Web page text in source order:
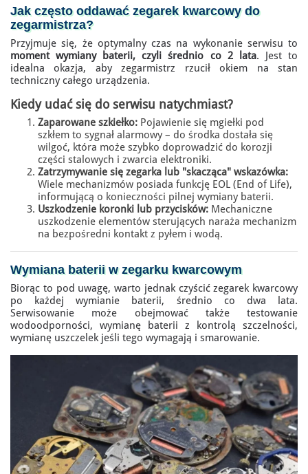
Jak często oddawaćzegarek kwarcowydo
zegarmistrza?
Przyjmuje się, że optymalny czas na wykonanie serwisu to
moment wymiany baterii, czyli średnio co 2 lata. Jest to
idealna okazja, aby zegarmistrz rzucił okiem na stan
techniczny całego urządzenia.
Kiedy udać się do serwisu natychmiast?
Zaparowane szkiełko: Pojawienie się mgiełki pod
szkłem to sygnał alarmowy – do środka dostała się
wilgoć, która może szybko doprowadzić do korozji
części stalowych i zwarcia elektroniki.
Zatrzymywanie się zegarka lub "skacząca" wskazówka:
Wiele mechanizmów posiada funkcję EOL (End of Life),
informującą o konieczności pilnej wymiany baterii.
Uszkodzenie koronki lub przycisków: Mechaniczne
uszkodzenie elementów sterujących naraża mechanizm
na bezpośredni kontakt z pyłem i wodą.
Wymiana baterii w zegarkukwarcowym
Biorąc to pod uwagę, warto jednak czyścić zegarek kwarcowy
po każdej wymianie baterii, średnio co dwa lata.
Serwisowanie może obejmować także testowanie
wodoodporności, wymianę baterii z kontrolą szczelności,
wymianę uszczelek jeśli tego wymagają i smarowanie.